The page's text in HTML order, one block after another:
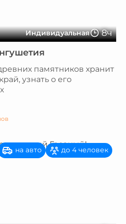
Индивидуальная 8ч
памятников хранит
узнать о его
на авто до 4 человек